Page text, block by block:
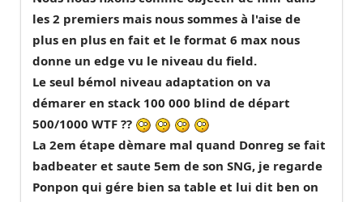
les 2 premiers mais nous sommes à l'aise de
plus en plus en fait et le format 6 max nous
donne un edge vu le niveau du field.
Le seul bémol niveau adaptation on va
démarer en stack 100 000 blind de départ
500/1000 WTF ??
La 2em étape dèmare mal quand Donreg se fait
badbeater et saute 5em de son SNG, je regarde
Ponpon qui gére bien sa table et lui dit ben on